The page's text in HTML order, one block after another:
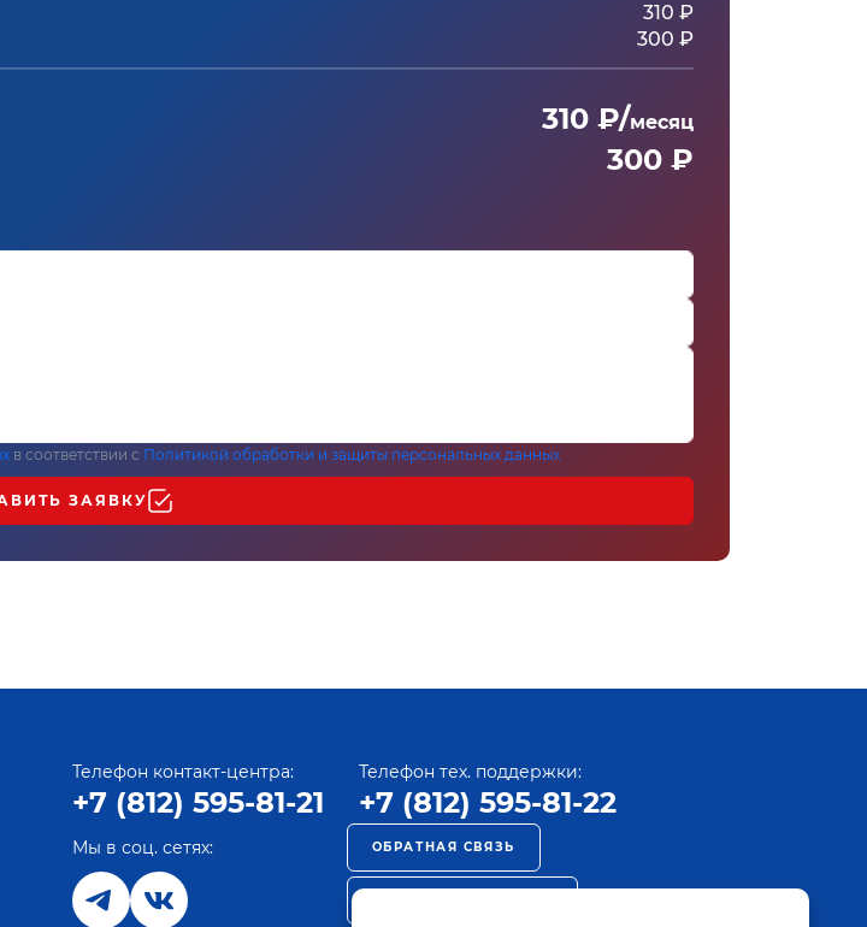
310 ₽
300 ₽
310 ₽/месяц
300 ₽
в соответствии с Политикой обработки и защиты персональных данных
ЗАЯВКУ
Телефон контакт-центра:
+7 (812) 595-81-21
Телефон тех. поддержки:
+7 (812) 595-81-22
Мы в соц. сетях: ОБРАТНАЯ СВЯЗЬ